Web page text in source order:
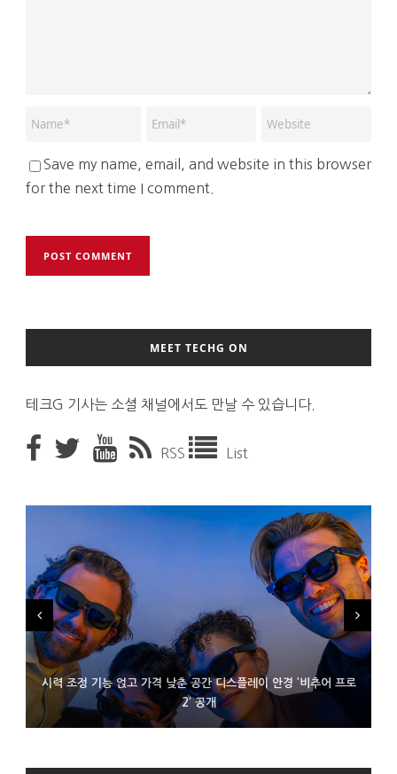
Save my name, email, and website in this browser
for the next time I comment.
MEET TECHG ON
테크G 기사는 소셜 채널에서도 만날 수 있습니다.
RSS List
시력 조정 기능 얹고 가격 낮춘 공간 디스플레이 안경 ‘비추어 프로
2’ 공개
D램 부족에 10억달러어치 아이폰18 프로세서 패키징 대기 중
300~400달러 반지형 스피커 준비하는 오픈AI